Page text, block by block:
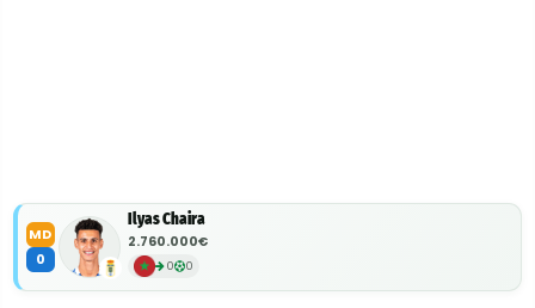
MD
0
Ilyas Chaira
2.760.000€
0 0